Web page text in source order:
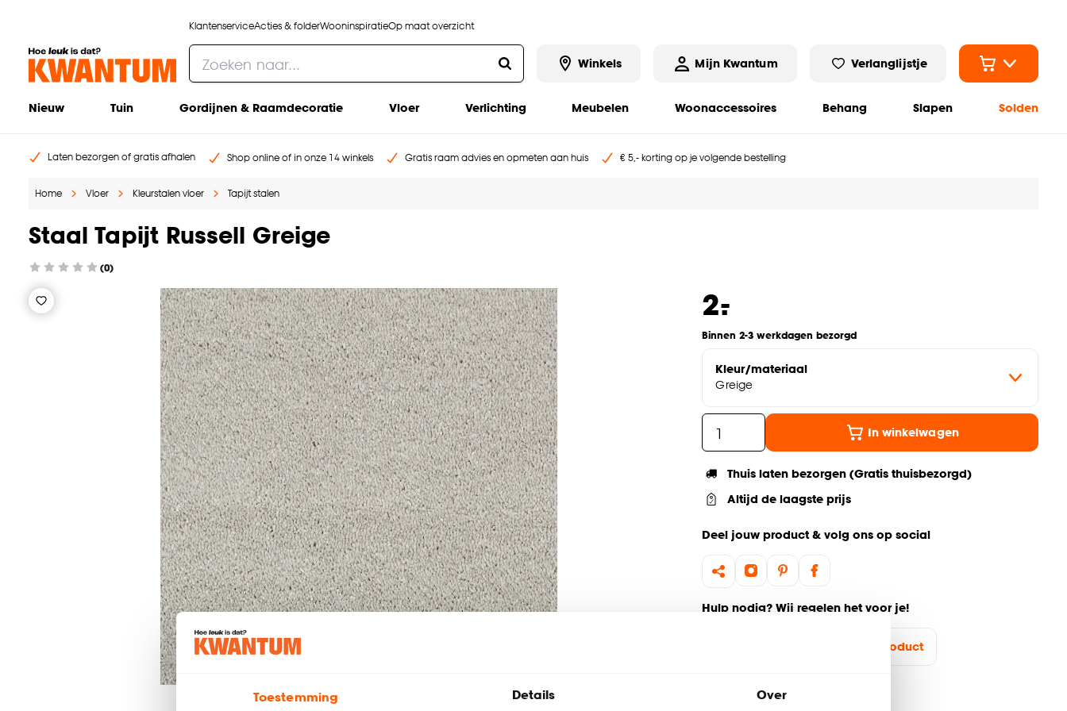
Toestemming Details Over
KlantenserviceActies & folderWooninspiratieOp maat overzicht
Winkels Mijn Kwantum Verlanglijstje
Nieuw Tuin Gordijnen & Raamdecoratie Vloer Verlichting Meubelen Woonaccessoires Behang Slapen Solden
Laten bezorgen of gratis afhalen Shop online of in onze 14 winkels Gratis raam advies en opmeten aan huis € 5,- korting op je volgende bestelling
Home Vloer Kleurstalen vloer Tapijt stalen
Staal Tapijt Russell Greige
(0)
2.
-
Binnen 2-3 werkdagen bezorgd
Kleur/materiaal
Greige
In winkelwagen
Thuis laten bezorgen (Gratis thuisbezorgd)
Altijd de laagste prijs
Deel jouw product & volg ons op social
Hulp nodig? Wij regelen het voor je!
Ga terug naar het hoofdproduct